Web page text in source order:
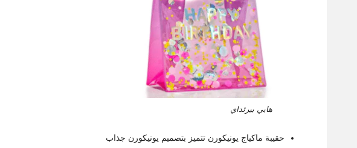
هابي بيرثداي
حقيبة ماكياج يونيكورن تتميز بتصميم يونيكورن جذاب